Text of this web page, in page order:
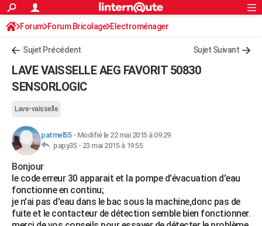
ACTUALITÉS
Politique
Société
Faits Divers
Education
Monde
Villes
+
Programme TV
TNTStreaming
Cinéma
Sorties cinéma
Musique
+FINANCE
Retraite
Impôts
Epargne
Immobilier
Risques naturels par ville
Banque
Assurance
Crédit
AUTO
Essais
Réserver un essai
Citadines
Berlines
SUV
Forum auto
HIGH-TECH
Mobiles
Meilleur smartphone
Internet
Ordinateurs
Jeux vidéo
Guide high-tech
BRICOLAGE
Forum
Aménagement intérieur
Extérieur
Cuisine
Salle de bains
Jardinage
Rangement
WEEK-END
Guides de France
Escapades
Patrimoine
Expositions
Musées
Week-end nature
+
LIFESTYLE
S'inscrire
Connexion
Forum Forum Bricolage Electroménager
Sujet Précédent Sujet Suivant
LAVE VAISSELLE AEG FAVORIT 50830
SENSORLOGIC
Lave-vaisselle
patmel55- Modifié le 22 mai 2015 à 09:29
papy35 - 23 mai 2015 à 19:55
Bonjour
le code erreur 30 apparait et la pompe d'évacuation d'eau
fonctionne en continu;
je n'ai pas d'eau dans le bac sous la machine,donc pas de
fuite et le contacteur de détection semble bien fonctionner.